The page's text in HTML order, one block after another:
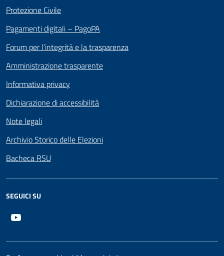
Protezione Civile
Pagamenti digitali – PagoPA
Forum per l’integrità e la trasparenza
Amministrazione trasparente
Informativa privacy
Dichiarazione di accessibilità
Note legali
Archivio Storico delle Elezioni
Bacheca RSU
SEGUICI SU